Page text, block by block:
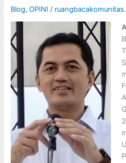
Blog,OPINI /